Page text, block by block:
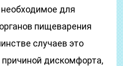
для
пищеварения
случаев это
дискомфорта,